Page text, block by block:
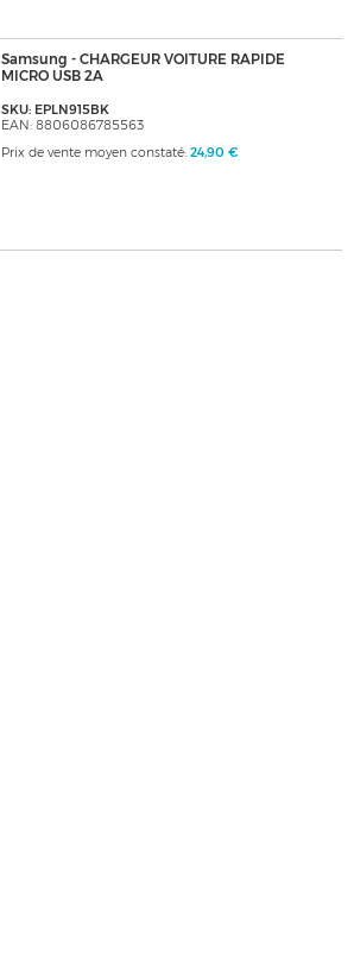
Samsung - CHARGEUR VOITURE RAPIDE
MICRO USB 2A
SKU: EPLN915BK
EAN: 8806086785563
Prix de vente moyen constaté: 24,90 €